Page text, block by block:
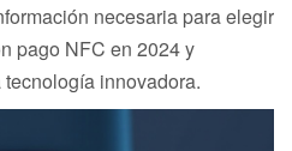
necesaria para elegir
pago NFC en 2024 y
innovadora.